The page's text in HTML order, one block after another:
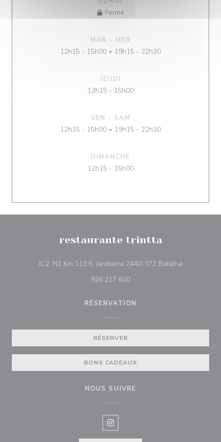
Fermé
MAR - MER
12h15 - 15h00 • 19h15 - 22h30
JEUDI
12h15 - 15h00
VEN - SAM
12h15 - 15h00 • 19h15 - 22h30
DIMANCHE
12h15 - 15h00
restaurante trintta
IC2, N1 Km 113.6, Jardoeira 2440-372 Batalha((ouvre une
926 217 600
RÉSERVATION
RÉSERVER
BONS CADEAUX
NOUS SUIVRE
Instagram ((ouvre une nouvelle